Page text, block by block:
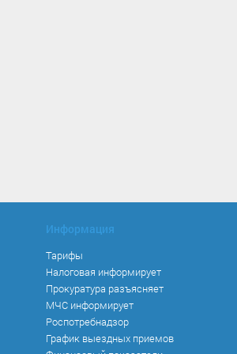
Информация
Тарифы
Налоговая информирует
Прокуратура разъясняет
МЧС информирует
Роспотребнадзор
График выездных приемов